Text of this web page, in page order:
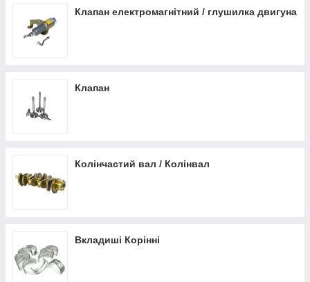
Клапан електромагнітний / глушилка двигуна
Клапан
Колінчастий вал / Колінвал
Вкладиші Корінні